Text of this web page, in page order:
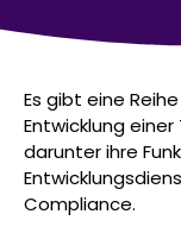
Es gibt eine
Entwicklung
darunter ihre
Compliance.